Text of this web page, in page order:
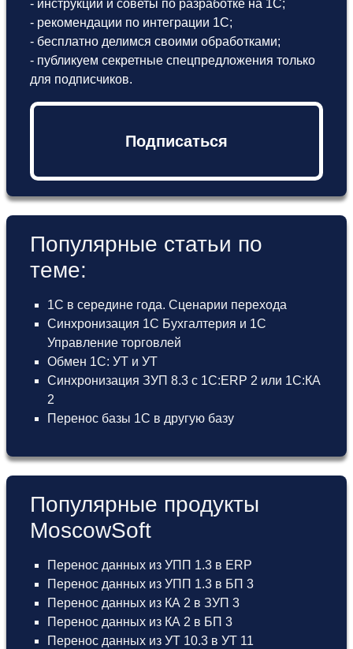
- инструкции и советы по разработке на 1С;
- рекомендации по интеграции 1С;
- бесплатно делимся своими обработками;
- публикуем секретные спецпредложения только
для подписчиков.
Подписаться
Популярные статьи по
теме:
1С в середине года. Сценарии перехода
Синхронизация 1С Бухгалтерия и 1С
Управление торговлей
Обмен 1С: УТ и УТ
Синхронизация ЗУП 8.3 с 1С:ERP 2 или 1С:КА
2
Перенос базы 1С в другую базу
Популярные продукты
MoscowSoft
Перенос данных из УПП 1.3 в ERP
Перенос данных из УПП 1.3 в БП 3
Перенос данных из КА 2 в ЗУП 3
Перенос данных из КА 2 в БП 3
Перенос данных из УТ 10.3 в УТ 11